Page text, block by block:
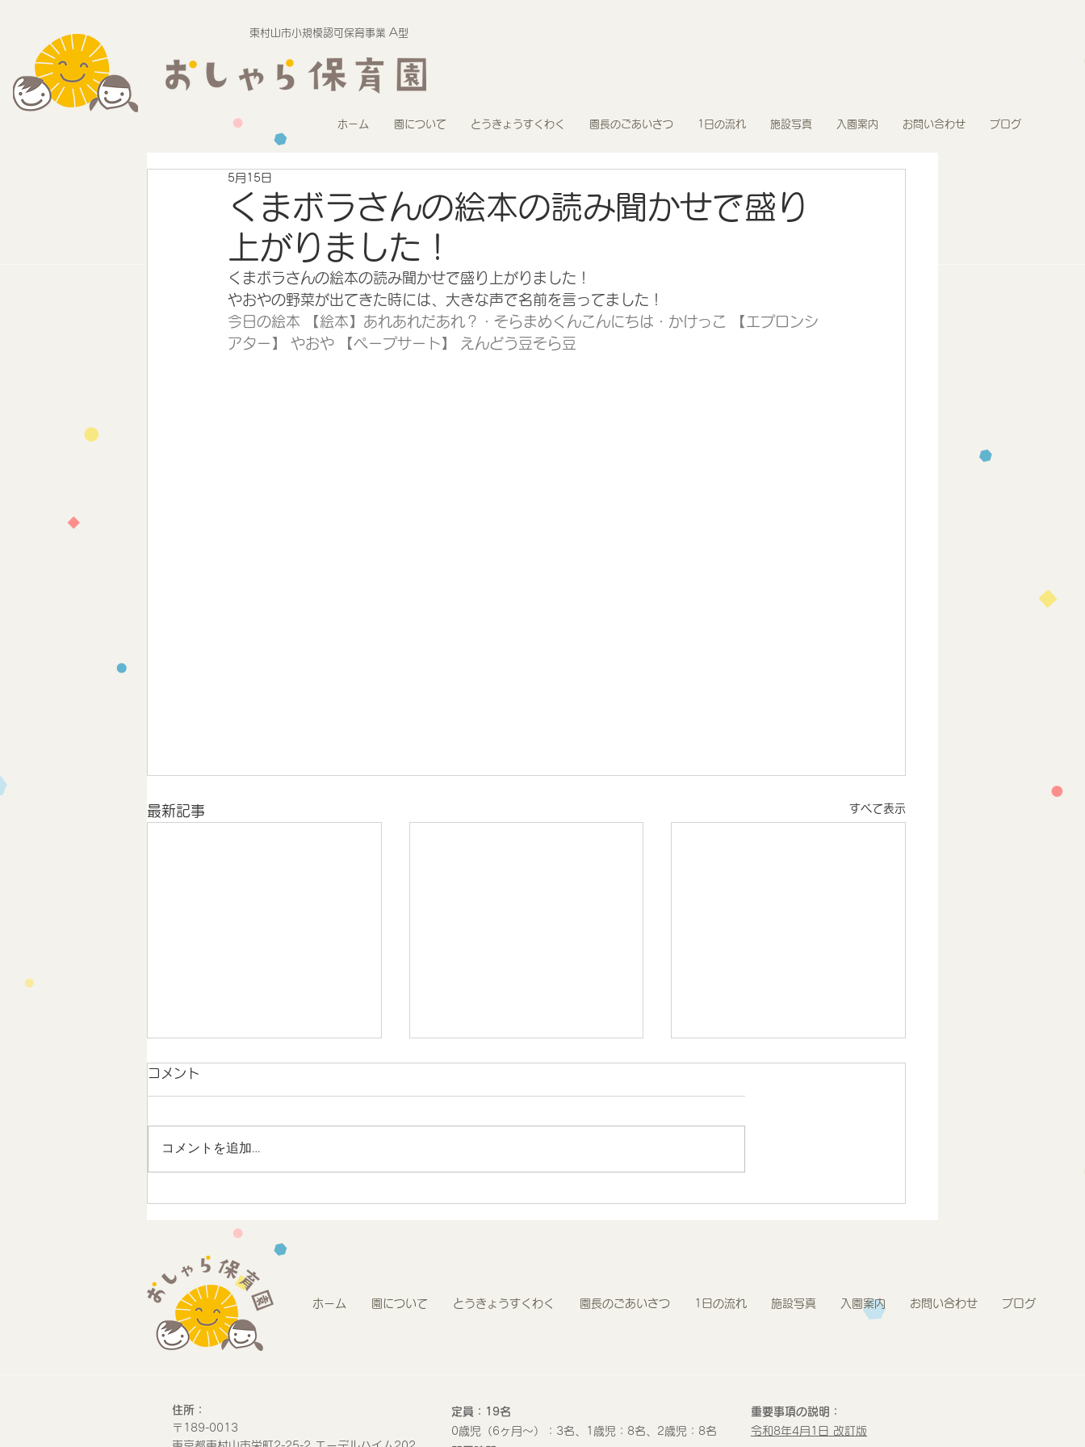
東村山市小規模認可保育事業 A型
ホーム 園について とうきょうすくわく 園長のごあいさつ 1日の流れ 施設写真 入園案内 お問い合わせ ブログ
くまボラさんの絵本の読み聞かせで盛り
上がりました！
5月15日
くまボラさんの絵本の読み聞かせで盛り上がりました！
やおやの野菜が出てきた時には、大きな声で名前を言ってました！
今日の絵本 【絵本】あれあれだあれ？・そらまめくんこんにちは・かけっこ 【エプロンシ
アター】 やおや 【ペープサート】 えんどう豆そら豆
最新記事 すべて表示
地域連携 未来のストリート
デザインワークショップに参
加しました
地域連携 町会の盆踊りでヨ
R8.7月度 とうきょうすく
コメント
コメントを追加…
ホーム 園について とうきょうすくわく 園長のごあいさつ 1日の流れ 施設写真 入園案内 お問い合わせ ブログ
​住所：
​〒189-0013
定員：19名
0歳児（6ヶ月〜）：3名、1歳児：8名、2歳児：8名
重要事項の説明：
令和8年4月1日 改訂版